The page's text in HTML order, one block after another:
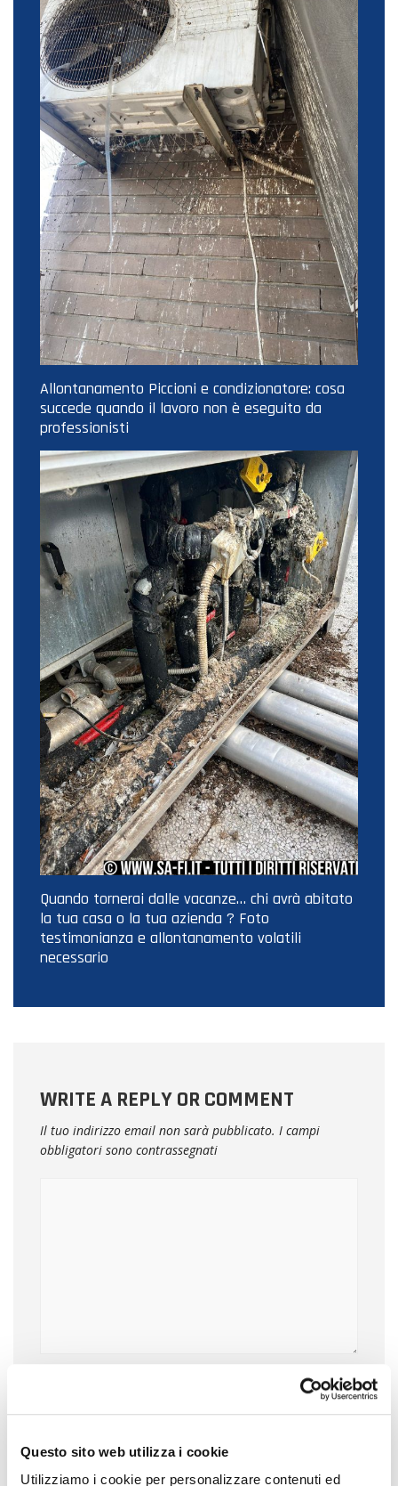
Questo sito web utilizza i cookie
Utilizziamo i cookie per personalizzare contenuti ed
Allontanamento Piccioni e condizionatore: cosa
succede quando il lavoro non è eseguito da
professionisti
Quando tornerai dalle vacanze… chi avrà abitato
la tua casa o la tua azienda ? Foto
testimonianza e allontanamento volatili
necessario
WRITE A REPLY OR COMMENT
Il tuo indirizzo email non sarà pubblicato. I campi
obbligatori sono contrassegnati